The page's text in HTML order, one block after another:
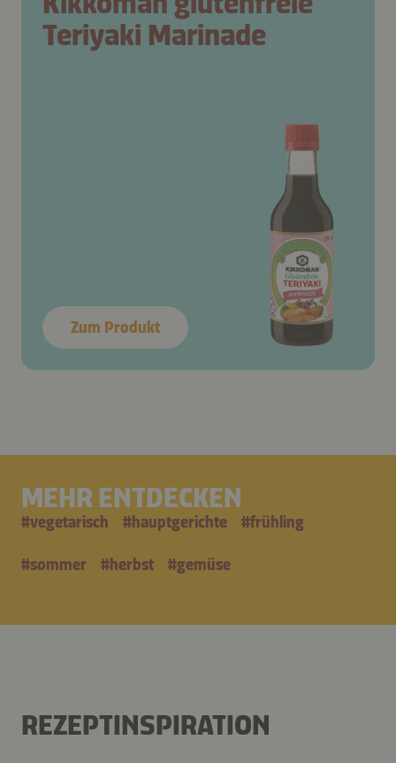
Teriyaki Marinade
Zum Produkt
MEHR ENTDECKEN
#vegetarisch #hauptgerichte #frühling
#sommer #herbst #gemüse
REZEPTINSPIRATION